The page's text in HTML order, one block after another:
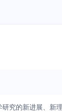
究的新进展、